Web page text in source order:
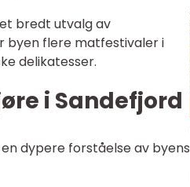
bredt utvalg av
byen flere matfestivaler i
delikatesser.
i Sandefjord
dypere forståelse av byens